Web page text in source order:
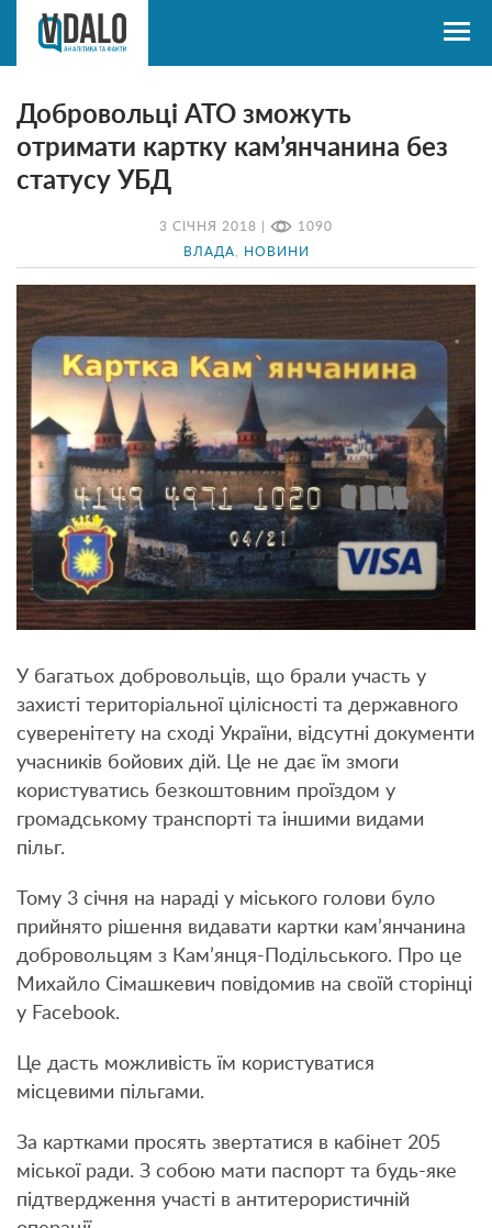
3 СІЧНЯ 2018 | 1090
ВЛАДА НОВИНИ
Добровольці АТО зможуть
отримати картку кам’янчанина без
статусу УБД
У багатьох добровольців, що брали участь у
захисті територіальної цілісності та державного
суверенітету на сході України, відсутні документи
учасників бойових дій. Це не дає їм змоги
користуватись безкоштовним проїздом у
громадському транспорті та іншими видами
пільг.
Тому 3 січня на нараді у міського голови було
прийнято рішення видавати картки кам’янчанина
добровольцям з Кам’янця-Подільського. Про це
Михайло Сімашкевич повідомив на своїй сторінці
у Facebook.
Це дасть можливість їм користуватися
місцевими пільгами.
За картками просять звертатися в кабінет 205
міської ради. З собою мати паспорт та будь-яке
підтвердження участі в антитерористичній